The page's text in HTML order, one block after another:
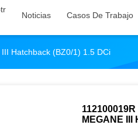
Noticias Casos De Trabajo
Hatchback (BZ0/1) 1.5 DCi
MEGANE III